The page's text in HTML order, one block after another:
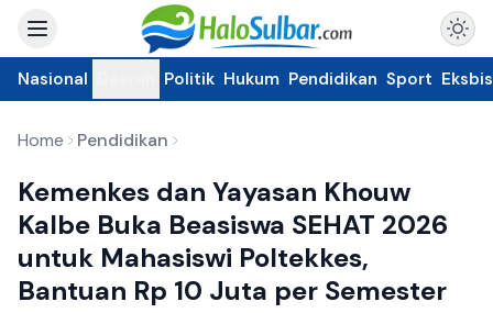
Nasional Politik Hukum Pendidikan Sport Eksbis
Home Pendidikan
Kemenkes dan Yayasan Khouw
Kalbe Buka Beasiswa SEHAT 2026
untuk Mahasiswi Poltekkes,
Bantuan Rp 10 Juta per Semester